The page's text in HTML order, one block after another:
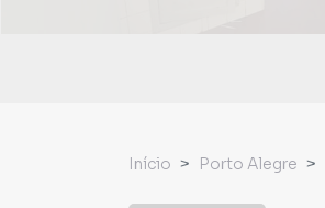
Início Porto Alegre